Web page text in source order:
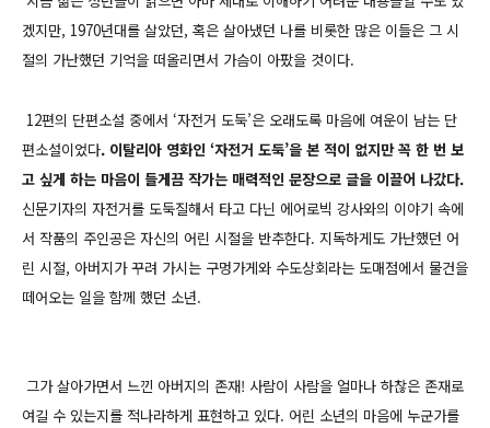
겠지만, 1970년대를 살았던, 혹은 살아냈던 나를 비롯한 많은 이들은 그 시
절의 가난했던 기억을 떠올리면서 가슴이 아팠을 것이다.
12편의 단편소설 중에서 ‘자전거 도둑’은 오래도록 마음에 여운이 남는 단
편소설이었다. 이탈리아 영화인 ‘자전거 도둑’을 본 적이 없지만 꼭 한 번 보
고 싶게 하는 마음이 들게끔 작가는 매력적인 문장으로 글을 이끌어 나갔다.
신문기자의 자전거를 도둑질해서 타고 다닌 에어로빅 강사와의 이야기 속에
서 작품의 주인공은 자신의 어린 시절을 반추한다. 지독하게도 가난했던 어
린 시절, 아버지가 꾸려 가시는 구멍가게와 수도상회라는 도매점에서 물건을
떼어오는 일을 함께 했던 소년.
그가 살아가면서 느낀 아버지의 존재! 사람이 사람을 얼마나 하찮은 존재로
여길 수 있는지를 적나라하게 표현하고 있다. 어린 소년의 마음에 누군가를